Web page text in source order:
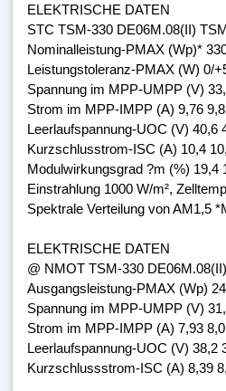
ELEKTRISCHE DATEN
STC TSM-330 DE06M.08(II)
Nominalleistung-PMAX (Wp)*
Leistungstoleranz-PMAX (W) 0/
Spannung im MPP-UMPP (V)
Strom im MPP-IMPP (A) 9,76
Leerlaufspannung-UOC (V) 40,6
Kurzschlusstrom-ISC (A) 10,4
Modulwirkungsgrad ?m (%) 19,4
Einstrahlung 1000 W/m²,
Spektrale Verteilung von AM1,5
ELEKTRISCHE DATEN
@ NMOT TSM-330
Ausgangsleistung-PMAX (Wp)
Spannung im MPP-UMPP (V)
Strom im MPP-IMPP (A) 7,93
Leerlaufspannung-UOC (V) 38,2
Kurzschlussstrom-ISC (A) 8,39